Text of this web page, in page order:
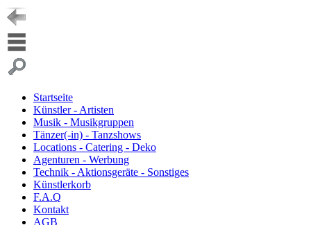
Startseite
Künstler - Artisten
Musik - Musikgruppen
Tänzer(-in) - Tanzshows
Locations - Catering - Deko
Agenturen - Werbung
Technik - Aktionsgeräte - Sonstiges
Künstlerkorb
F.A.Q
Kontakt
AGB